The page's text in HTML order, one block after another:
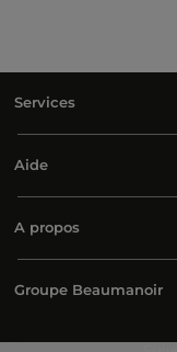
Services
Aide
A propos
Groupe Beaumanoir